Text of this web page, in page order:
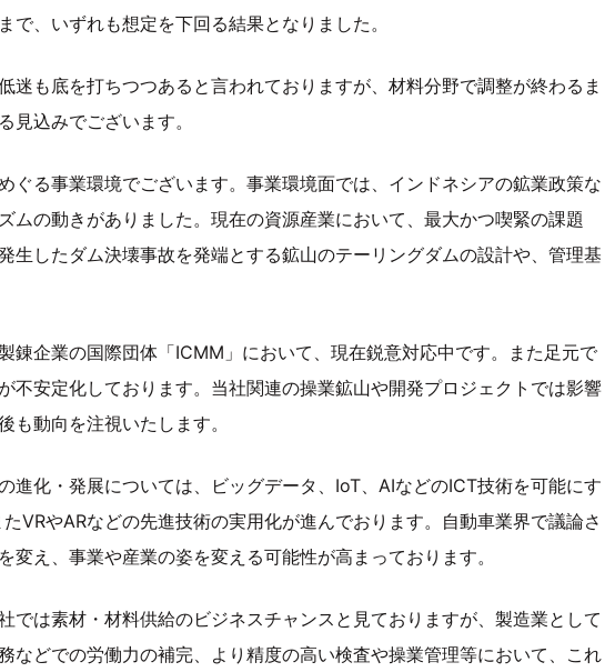
で、いずれも想定を下回る結果となりました。
迷も底を打ちつつあると言われておりますが、材料分野で調整が終わるま
見込みでございます。
ぐる事業環境でございます。事業環境面では、インドネシアの鉱業政策な
ムの動きがありました。現在の資源産業において、最大かつ喫緊の課題
生したダム決壊事故を発端とする鉱山のテーリングダムの設計や、管理基
錬企業の国際団体「ICMM」において、現在鋭意対応中です。また足元で
不安定化しております。当社関連の操業鉱山や開発プロジェクトでは影響
も動向を注視いたします。
進化・発展については、ビッグデータ、IoT、AIなどのICT技術を可能にす
VRやARなどの先進技術の実用化が進んでおります。自動車業界で議論さ
変え、事業や産業の姿を変える可能性が高まっております。
では素材・材料供給のビジネスチャンスと見ておりますが、製造業として
などでの労働力の補完、より精度の高い検査や操業管理等において、これ